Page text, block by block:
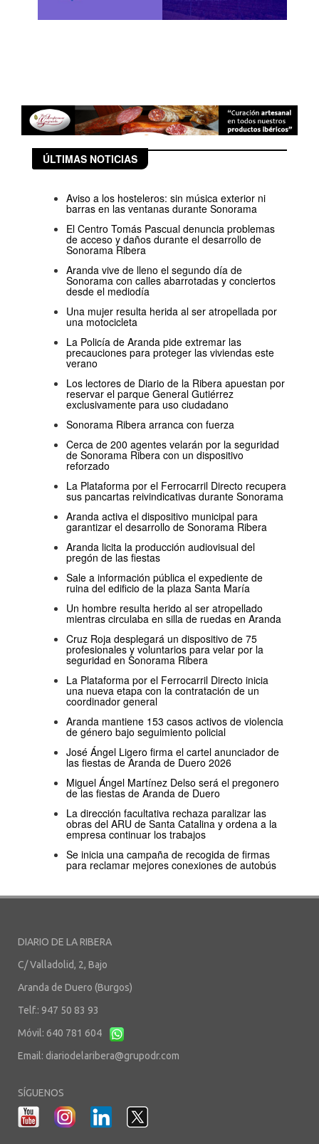
ÚLTIMAS NOTICIAS
Aviso a los hosteleros: sin música exterior ni
barras en las ventanas durante Sonorama
El Centro Tomás Pascual denuncia problemas
de acceso y daños durante el desarrollo de
Sonorama Ribera
Aranda vive de lleno el segundo día de
Sonorama con calles abarrotadas y conciertos
desde el mediodía
Una mujer resulta herida al ser atropellada por
una motocicleta
La Policía de Aranda pide extremar las
precauciones para proteger las viviendas este
verano
Los lectores de Diario de la Ribera apuestan por
reservar el parque General Gutiérrez
exclusivamente para uso ciudadano
Sonorama Ribera arranca con fuerza
Cerca de 200 agentes velarán por la seguridad
de Sonorama Ribera con un dispositivo
reforzado
La Plataforma por el Ferrocarril Directo recupera
sus pancartas reivindicativas durante Sonorama
Aranda activa el dispositivo municipal para
garantizar el desarrollo de Sonorama Ribera
Aranda licita la producción audiovisual del
pregón de las fiestas
Sale a información pública el expediente de
ruina del edificio de la plaza Santa María
Un hombre resulta herido al ser atropellado
mientras circulaba en silla de ruedas en Aranda
Cruz Roja desplegará un dispositivo de 75
profesionales y voluntarios para velar por la
seguridad en Sonorama Ribera
La Plataforma por el Ferrocarril Directo inicia
una nueva etapa con la contratación de un
coordinador general
Aranda mantiene 153 casos activos de violencia
de género bajo seguimiento policial
José Ángel Ligero firma el cartel anunciador de
las fiestas de Aranda de Duero 2026
Miguel Ángel Martínez Delso será el pregonero
de las fiestas de Aranda de Duero
La dirección facultativa rechaza paralizar las
obras del ARU de Santa Catalina y ordena a la
empresa continuar los trabajos
Se inicia una campaña de recogida de firmas
para reclamar mejores conexiones de autobús
DIARIO DE LA RIBERA
C/ Valladolid, 2, Bajo
Aranda de Duero (Burgos)
Telf.: 947 50 83 93
Móvil: 640 781 604
Email: diariodelaribera@grupodr.com
SÍGUENOS